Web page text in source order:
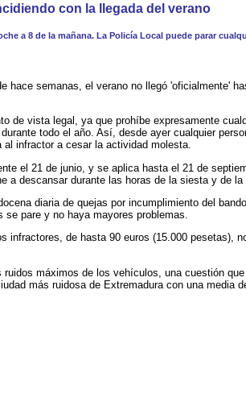
con la llegada del verano
a 8 de la mañana. La Policía Local puede parar
hace semanas, el verano no llegó 'oficialmente'
de vista legal, ya que prohíbe expresamente
todo el año. Así, desde ayer cualquier
infractor a cesar la actividad molesta.
el 21 de junio, y se aplica hasta el 21 de
a descansar durante las horas de la siesta y de la
diaria de quejas por incumplimiento del
pare y no haya mayores problemas.
infractores, de hasta 90 euros (15.000 pesetas),
máximos de los vehículos, una cuestión
más ruidosa de Extremadura con una